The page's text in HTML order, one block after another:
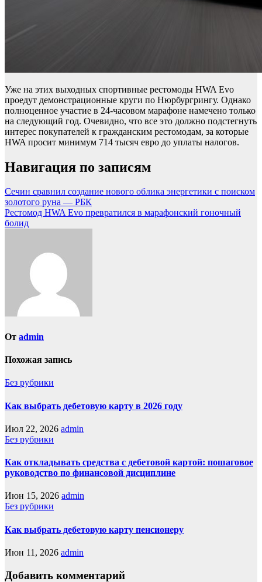
Уже на этих выходных спортивные рестомоды HWA Evo
проедут демонстрационные круги по Нюрбургрингу. Однако
полноценное участие в 24-часовом марафоне намечено только
на следующий год. Очевидно, что все это должно подстегнуть
интерес покупателей к гражданским рестомодам, за которые
HWA просит минимум 714 тысяч евро до уплаты налогов.
Навигация по записям
Сечин сравнил создание нового облика энергетики с поиском
золотого руна — РБК
Рестомод HWA Evo превратился в марафонский гоночный
болид
От admin
Похожая запись
Без рубрики
Как выбрать дебетовую карту в 2026 году
Июл 22, 2026 admin
Без рубрики
Как откладывать средства с дебетовой картой: пошаговое
руководство по финансовой дисциплине
Июн 15, 2026 admin
Без рубрики
Как выбрать дебетовую карту пенсионеру
Июн 11, 2026 admin
Добавить комментарий